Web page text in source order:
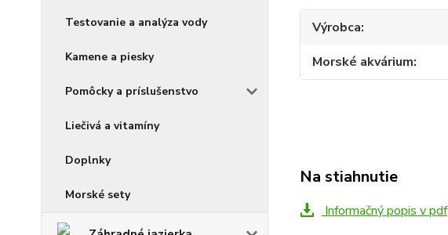
Testovanie a analýza vody
Kamene a piesky
Pomôcky a príslušenstvo
Liečivá a vitamíny
Doplnky
Morské sety
Výrobca
Morské akvárium
Na stiahnutie
Informačný popis v pdf